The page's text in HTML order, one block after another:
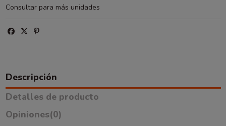
Consultar para más unidades
Descripción
Detalles de producto
Opiniones(0)